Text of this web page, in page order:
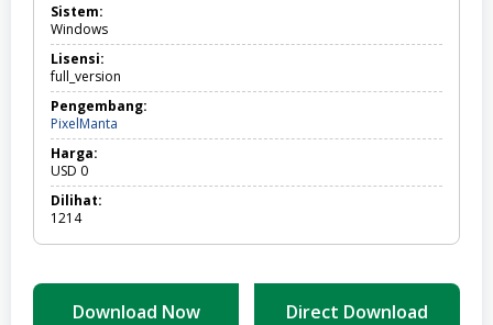
Sistem:
Windows
Lisensi:
full_version
Pengembang:
PixelManta
Harga:
USD 0
Dilihat:
1214
Download Now Direct Download